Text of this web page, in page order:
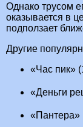
Однако трусом
оказывается в
подползает
Другие
«Час пик»
«Деньги
«Пантера»